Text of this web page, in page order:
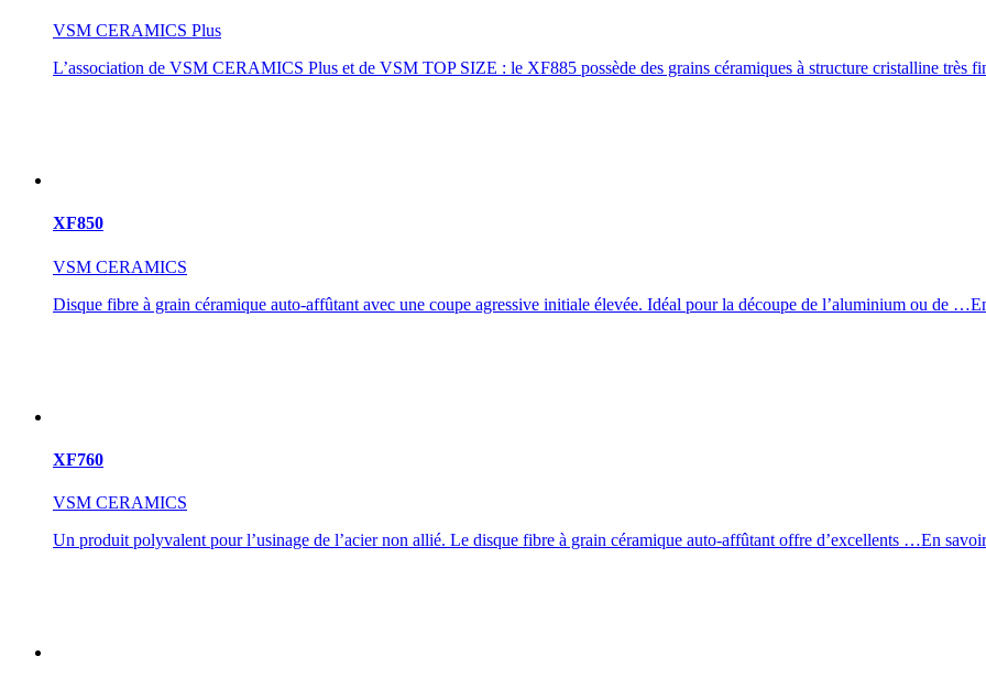
VSM CERAMICS Plus
L’association de VSM CERAMICS Plus et de VSM TOP SIZE : le XF885 possède des grains céramiques à structure cristalline très
XF850
VSM CERAMICS
Disque fibre à grain céramique auto-affûtant avec une coupe agressive initiale élevée. Idéal pour la découpe de l’aluminium ou de …
XF760
VSM CERAMICS
Un produit polyvalent pour l’usinage de l’acier non allié. Le disque fibre à grain céramique auto-affûtant offre d’excellents …En